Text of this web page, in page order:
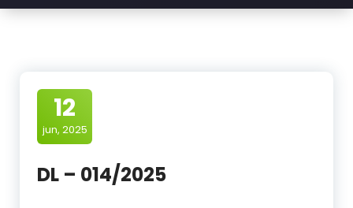
12
jun, 2025
DL – 014/2025